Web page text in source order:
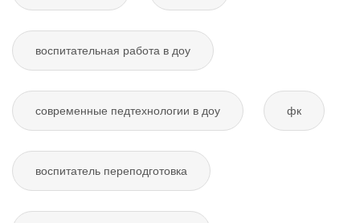
воспитательная работа в доу
современные педтехнологии в доу фк
воспитатель переподготовка